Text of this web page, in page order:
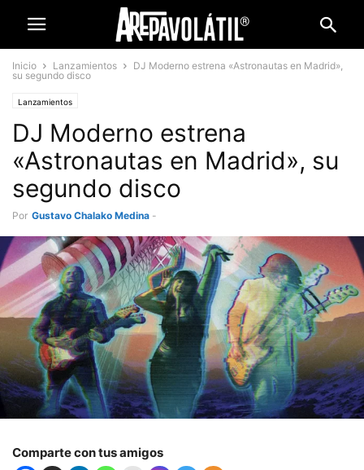
Inicio Lanzamientos
DJ Moderno estrena «Astronautas en Madrid»,
su segundo disco
Lanzamientos
DJ Moderno estrena
«Astronautas en Madrid», su
segundo disco
Por Gustavo Chalako Medina -
Comparte con tus amigos